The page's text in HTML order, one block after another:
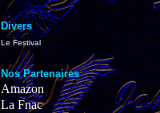
Divers
Le Festival
Nos Partenaires
Amazon
La Fnac